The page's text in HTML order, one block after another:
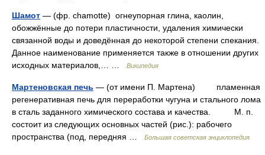
Шамот — (фр. chamotte) огнеупорная глина, каолин,
обожжённые до потери пластичности, удаления химически
связанной воды и доведённая до некоторой степени спекания.
Данное наименование применяется также в отношении других
исходных материалов,… …
Википедия
Мартеновская печь — (от имени П. Мартена) пламенная
регенеративная печь для переработки чугуна и стального лома
в сталь заданного химического состава и качества. М. п.
состоит из следующих основных частей (рис.): рабочего
пространства (под, передняя …
Большая советская энциклопедия